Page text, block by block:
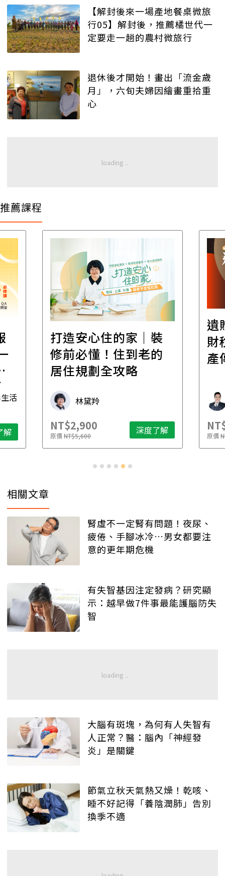
【解封後來一場產地餐桌微旅
行05】解封後，推薦橘世代一
定要走一趟的農村微旅行
退休後才開始！畫出「流金歲
月」，六旬夫婦因繪畫重拾重
心
推薦課程
活
解
打造安心住的家｜裝
修前必懂！住到老的
居住規劃全攻略
林黛羚
NT$2,900
原價NT$5,600 深度了解
遺
財
產
原價
相關文章
腎虛不一定腎有問題！夜尿、
疲倦、手腳冰冷…男女都要注
意的更年期危機
有失智基因注定發病？研究顯
示：越早做7件事最能護腦防失
智
大腦有斑塊，為何有人失智有
人正常？醫：腦內「神經發
炎」是關鍵
節氣立秋天氣熱又燥！乾咳、
睡不好記得「養陰潤肺」告別
換季不適